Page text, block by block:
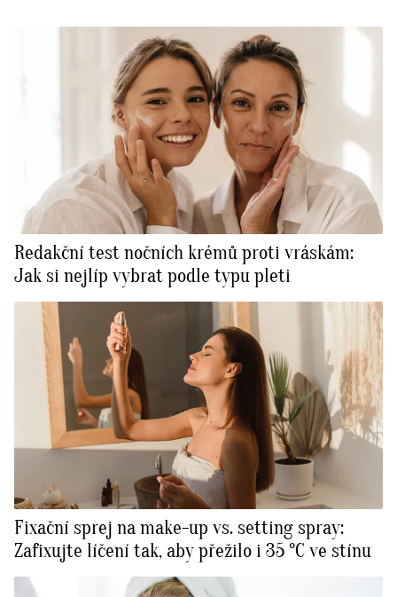
Redakční test nočních krémů proti vráskám:
Jak si nejlíp vybrat podle typu pleti
Fixační sprej na make-up vs. setting spray:
Zafixujte líčení tak, aby přežilo i 35 °C ve stínu